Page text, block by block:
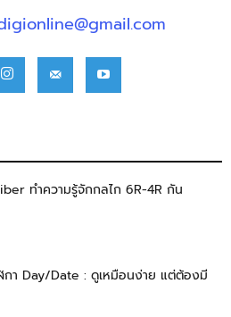
ทำความรู้จักกลไก 6R-4R กัน
า Day/Date : ดูเหมือนง่าย แต่ต้องมี